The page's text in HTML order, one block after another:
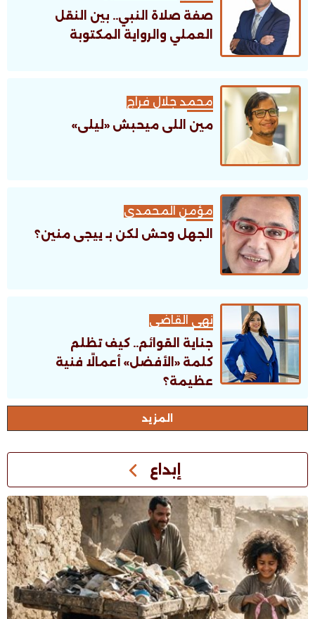
صفة صلاة النبي.. بين النقل
العملي والرواية المكتوبة
محمد جلال فراج
مين اللى ميحبش «ليلى»
مؤمن المحمدى
الجهل وحش لكن بـ ييجى منين؟
نهى القاضى
جناية القوائم.. كيف تظلم
كلمة «الأفضل» أعمالًا فنية
عظيمة؟
اﻟﻤﺰﻳﺪ
إبداع